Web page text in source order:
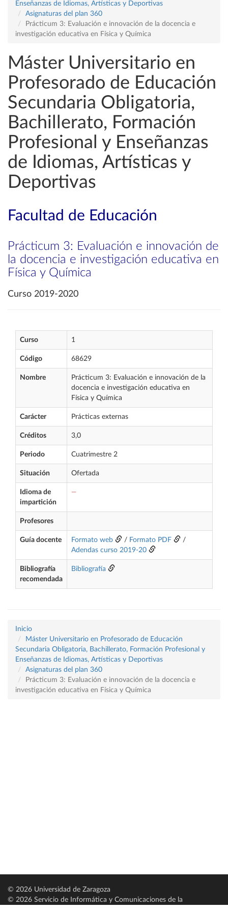
Enseñanzas de Idiomas, Artísticas y Deportivas
Asignaturas del plan 360
Prácticum 3: Evaluación e innovación de la docencia e
investigación educativa en Física y Química
Máster Universitario en
Profesorado de Educación
Secundaria Obligatoria,
Bachillerato, Formación
Profesional y Enseñanzas
de Idiomas, Artísticas y
Deportivas
Facultad de Educación
Prácticum 3: Evaluación e innovación de
la docencia e investigación educativa en
Física y Química
Curso 2019-2020
Curso 1
Código 68629
Nombre
Prácticum 3: Evaluación e innovación de la
docencia e investigación educativa en
Física y Química
Carácter Prácticas externas
Créditos 3,0
Periodo Cuatrimestre 2
Situación Ofertada
Idioma de
impartición
—
Profesores
Guía docente Formato web / Formato PDF
/
Adendas curso 2019-20
Bibliografía
recomendada
Bibliografía
Inicio
Máster Universitario en Profesorado de Educación
Secundaria Obligatoria, Bachillerato, Formación Profesional y
Enseñanzas de Idiomas, Artísticas y Deportivas
Asignaturas del plan 360
Prácticum 3: Evaluación e innovación de la docencia e
investigación educativa en Física y Química
© 2026 Universidad de Zaragoza
© 2026 Servicio de Informática y Comunicaciones de la